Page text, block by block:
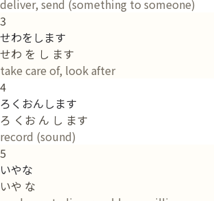
deliver, send (something to someone)
3
せわをします
せわ を し ます
take care of, look after
4
ろくおんします
ろ くお ん し ます
record (sound)
5
いやな
いや な